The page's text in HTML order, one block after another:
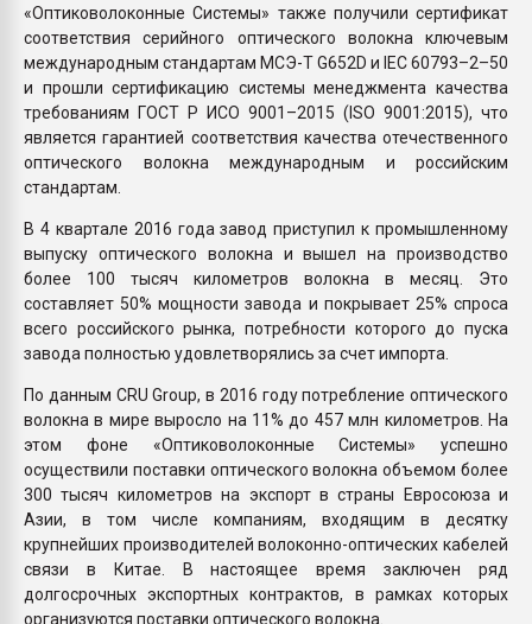
«Оптиковолоконные Системы» также получили сертификат
соответствия серийного оптического волокна ключевым
международным стандартам МСЭ-Т G652D и IEC 60793–2–50
и прошли сертификацию системы менеджмента качества
требованиям ГОСТ Р ИСО 9001–2015 (ISO 9001:2015), что
является гарантией соответствия качества отечественного
оптического волокна международным и российским
стандартам.
В 4 квартале 2016 года завод приступил к промышленному
выпуску оптического волокна и вышел на производство
более 100 тысяч километров волокна в месяц. Это
составляет 50% мощности завода и покрывает 25% спроса
всего российского рынка, потребности которого до пуска
завода полностью удовлетворялись за счет импорта.
По данным CRU Group, в 2016 году потребление оптического
волокна в мире выросло на 11% до 457 млн километров. На
этом фоне «Оптиковолоконные Системы» успешно
осуществили поставки оптического волокна объемом более
300 тысяч километров на экспорт в страны Евросоюза и
Азии, в том числе компаниям, входящим в десятку
крупнейших производителей волоконно-оптических кабелей
связи в Китае. В настоящее время заключен ряд
долгосрочных экспортных контрактов, в рамках которых
организуются поставки оптического волокна.